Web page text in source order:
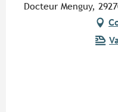
Docteur Menguy,